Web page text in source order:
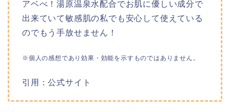
アベべ！湯原温泉水配合でお肌に優しい成分で
出来ていて敏感肌の私でも安心して使えている
のでもう手放せません！
※個人の感想であり効果・効能を示すものではありません。
引用：公式サイト